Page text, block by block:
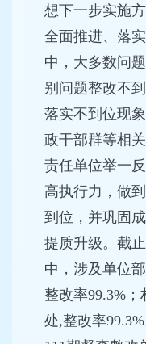
想下一步实施
全面推进、落
中，大多数问
别问题整改不
落实不到位现
政干部群等相
责任单位举一
高执行力，做
到位，并巩固
提质升级。截
中，涉及单位
整改率99.3%；
处,整改率